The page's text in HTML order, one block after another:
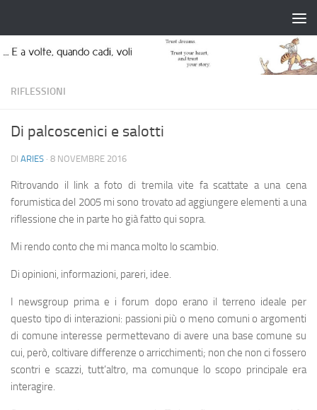
RIFLESSIONI
Di palcoscenici e salotti
DI ARIES · 8 NOVEMBRE 2016
Ritrovando il link a foto di tremila vite fa scattate a una cena
forumistica del 2005 mi sono trovato ad aggiungere elementi a una
riflessione che in parte ho già fatto qui sopra.
Mi rendo conto che mi manca molto lo scambio.
Di opinioni, informazioni, pareri, idee.
I newsgroup prima e i forum dopo erano il terreno ideale per
questo tipo di interazioni: passioni più o meno comuni o argomenti
di comune interesse permettevano di avere una base comune su
cui, però, coltivare differenze o arricchimenti; non che non ci fossero
scontri e scazzi, tutt’altro, ma comunque lo scopo principale era
interagire.